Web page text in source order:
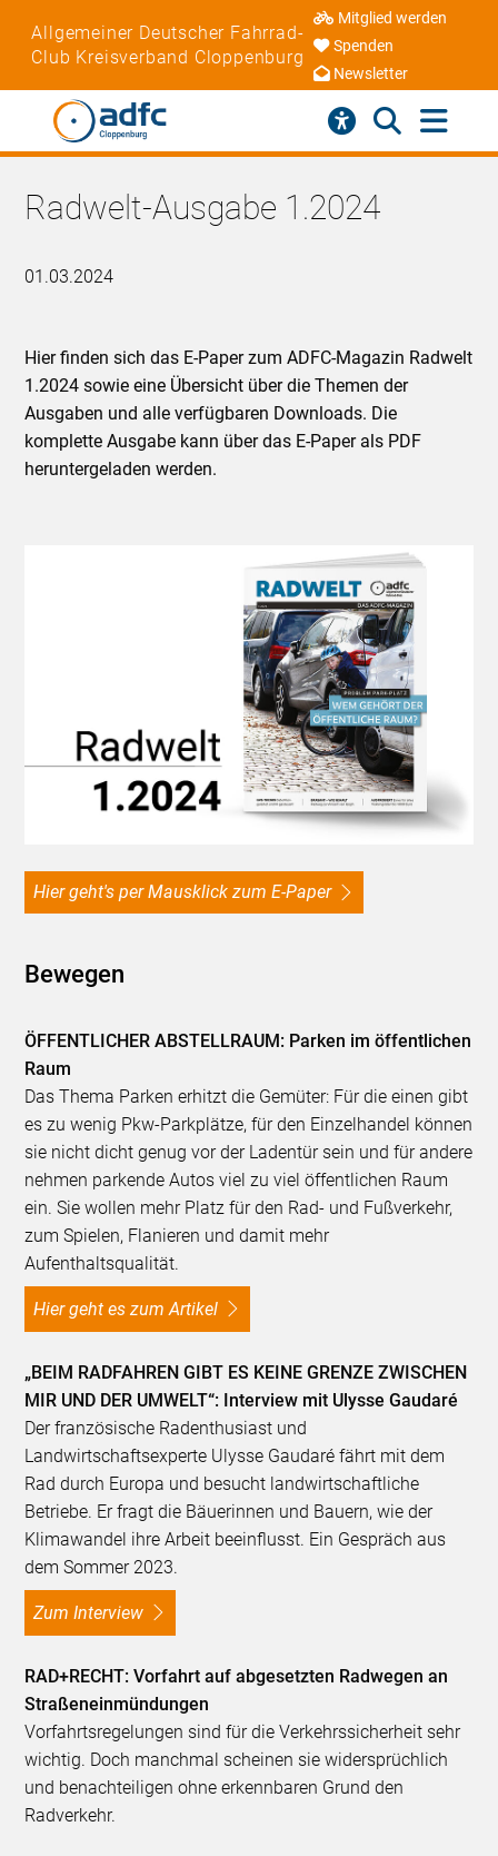
Allgemeiner Deutscher Fahrrad-
Club Kreisverband Cloppenburg
Mitglied werden
Spenden
Newsletter
Radwelt-Ausgabe 1.2024
01.03.2024
Hier finden sich das E-Paper zum ADFC-Magazin Radwelt
1.2024 sowie eine Übersicht über die Themen der
Ausgaben und alle verfügbaren Downloads. Die
komplette Ausgabe kann über das E-Paper als PDF
heruntergeladen werden.
Hier geht's per Mausklick zum E-Paper
Bewegen
ÖFFENTLICHER ABSTELLRAUM: Parken im öffentlichen
Raum
Das Thema Parken erhitzt die Gemüter: Für die einen gibt
es zu wenig Pkw-Parkplätze, für den Einzelhandel können
sie nicht dicht genug vor der Ladentür sein und für andere
nehmen parkende Autos viel zu viel öffentlichen Raum
ein. Sie wollen mehr Platz für den Rad- und Fußverkehr,
zum Spielen, Flanieren und damit mehr
Aufenthaltsqualität.
Hier geht es zum Artikel
„BEIM RADFAHREN GIBT ES KEINE GRENZE ZWISCHEN
MIR UND DER UMWELT“: Interview mit Ulysse Gaudaré
Der französische Radenthusiast und
Landwirtschaftsexperte Ulysse Gaudaré fährt mit dem
Rad durch Europa und besucht landwirtschaftliche
Betriebe. Er fragt die Bäuerinnen und Bauern, wie der
Klimawandel ihre Arbeit beeinflusst. Ein Gespräch aus
dem Sommer 2023.
Zum Interview
RAD+RECHT: Vorfahrt auf abgesetzten Radwegen an
Straßeneinmündungen
Vorfahrtsregelungen sind für die Verkehrssicherheit sehr
wichtig. Doch manchmal scheinen sie widersprüchlich
und benachteiligen ohne erkennbaren Grund den
Radverkehr.